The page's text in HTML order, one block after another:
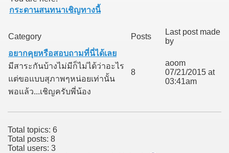
กระดานสนทนาเชิญทางนี้
Category Posts
Last post made
by
อยากคุยหรือสอบถามที่นี่ได้เลย
มีสาระกันบ้างไม่มีก็ไม่ได้ว่าอะไร
แต่ขอแบบสุภาพๆหน่อยเท่านั้น
พอแล้ว...เชิญครับพี่น้อง
8
aoom
07/21/2015 at
03:41am
Total topics: 6
Total posts: 8
Total users: 3